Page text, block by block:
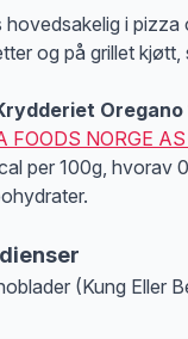
hovedsakelig i pizza
og på grillet
Oregano
FOODS NORGE
per 100g, hvorav
(Kung Eller